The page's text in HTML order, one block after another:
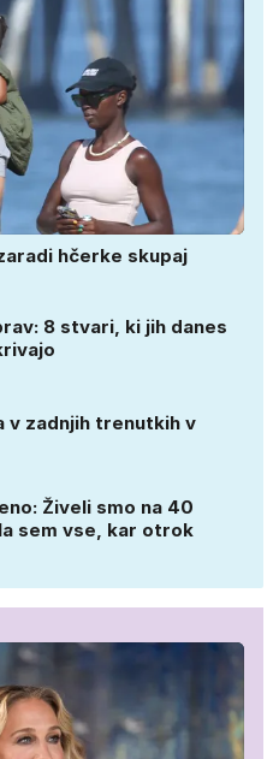
hčerke skupaj
8 stvari, ki jih danes
v zadnjih trenutkih v
Živeli smo na 40
sem vse, kar otrok